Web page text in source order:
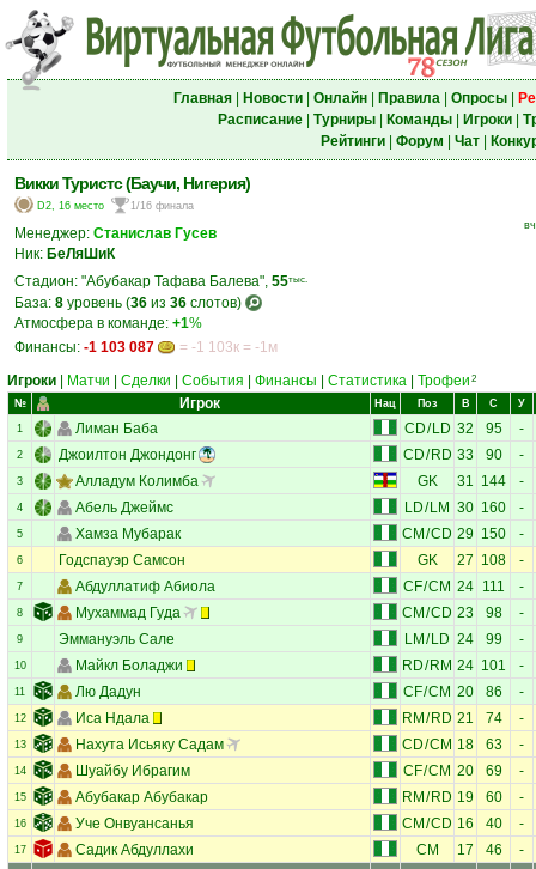
Главная| Новости| Онлайн| Правила| Опросы|
Расписание| Турниры| Команды| Игроки|
Рейтинги| Форум Чат|
Викки Туристс (Баучи, Нигерия)
D2, 16 место 1/16 финала
Менеджер: Станислав Гусев
Ник: БеЛяШиК
Стадион: "Абубакар Тафава Балева", 55тыс.
База: 8 уровень (36 из 36 слотов)
Атмосфера в команде: +1%
Финансы: -1 103 087 = -1 103к = -1м
Игроки Матчи Сделки События Финансы Статистика Трофеи 2
№ Игрок Нац Поз В С У
1 Лиман Баба CD/LD 32 95 -
2 Джоилтон Джондонг CD/RD 33 90 -
3 Алладум Колимба GK 31 144 -
4 Абель Джеймс LD/ LM 30 160 -
5 Хамза Мубарак CM /CD 29 150 -
6 Годспауэр Самсон GK 27 108 -
7 Абдуллатиф Абиола CF/CM 24 111 -
8 Мухаммад Гуда CM /CD 23 98 -
9 Эммануэль Сале LM / LD 24 99 -
10 Майкл Боладжи RD/ RM 24 101 -
11 Лю Дадун CF/CM 20 86 -
12 Иса Ндала RM / RD 21 74 -
13 Нахута Исьяку Садам CD/CM 18 63 -
14 Шуайбу Ибрагим CF/CM 20 69 -
15 Абубакар Абубакар RM / RD 19 60 -
16 Уче Онвуансанья CM /CD 16 40 -
17 Садик Абдуллахи CM 17 46 -